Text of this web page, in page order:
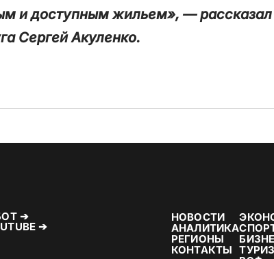
и доступным жильем», —
Сергей Акуленко.
➔
➔
НОВОСТИ
АНАЛИТИКА
РЕГИОНЫ
КОНТАКТЫ